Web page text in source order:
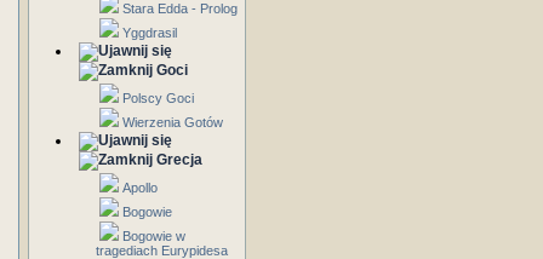
Stara Edda - Prolog
Yggdrasil
Goci
Polscy Goci
Wierzenia Gotów
Grecja
Apollo
Bogowie
Bogowie w
tragediach Eurypidesa